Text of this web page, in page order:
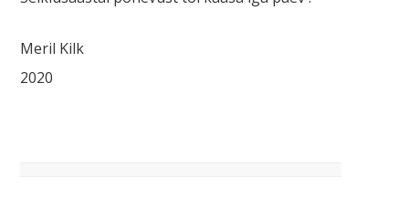
Meril Kilk
2020